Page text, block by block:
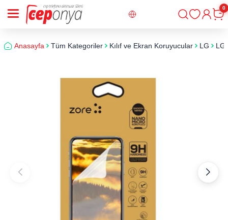
Giriş
0
Anasayfa Tüm Kategoriler Kılıf ve Ekran Koruyucular LG LG